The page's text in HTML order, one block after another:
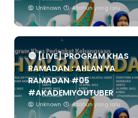
Unknown 4 tahun yang lalu
🔴 [LIVE] PROGRAM KHAS
RAMADAN : AHLAN YA
RAMADAN #05
#AKADEMIYOUTUBER
Unknown 4 tahun yang lalu